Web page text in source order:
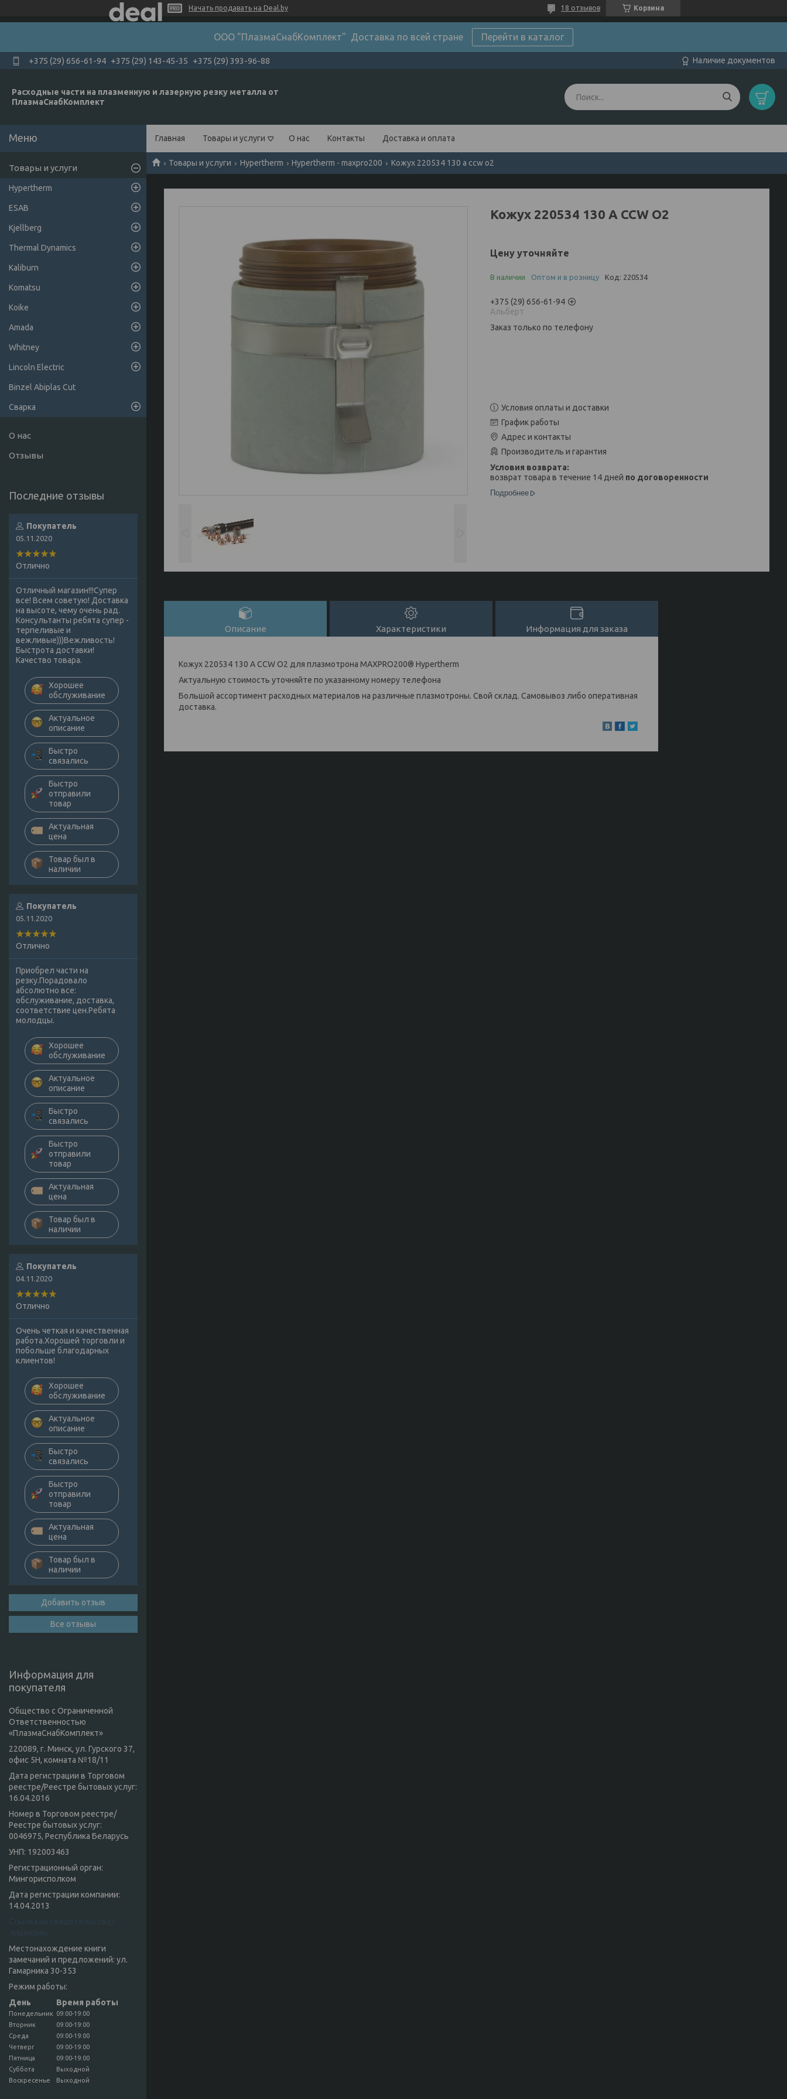
Начать продавать на Deal.by Корзина
18 отзывов
ООО "ПлазмаСнабКомплект" Доставка по всей стране Перейти в каталог
+375 (29) 656-61-94 +375 (29) 143-45-35 +375 (29) 393-96-88 Наличие документов
Расходные части на плазменную и лазерную резку металла от
ПлазмаСнабКомплект
Главная Товары и услуги О нас Контакты Доставка и оплата
Товары и услуги Hypertherm Hypertherm - maxpro200 Кожух 220534 130 a ccw о2
Кожух 220534 130 A CCW О2
Цену уточняйте
В наличии Оптом и в розницу Код: 220534
+375 (29) 656-61-94
Альберт
Заказ только по телефону
Условия оплаты и доставки
График работы
Адрес и контакты
Производитель и гарантия
возврат товара в течение 14 дней по договоренности
Подробнее
Описание Характеристики Информация для заказа
Кожух 220534 130 A CCW О2 для плазмотрона MAXPRO200® Hypertherm
Актуальную стоимость уточняйте по указанному номеру телефона
Большой ассортимент расходных материалов на различные плазмотроны. Свой склад. Самовывоз либо оперативная
доставка.
Товары и услуги
Hypertherm
ESAB
Kjellberg
Thermal Dynamics
Kaliburn
Komatsu
Koike
Amada
Whitney
Lincoln Electric
Binzel Abiplas Cut
Сварка
О нас
Отзывы
Покупатель
05.11.2020
Отлично
Отличный магазин!!!Супер
все! Всем советую! Доставка
на высоте, чему очень рад.
Консультанты ребята супер -
терпеливые и
вежливые)))Вежливость!
Быстрота доставки!
Качество товара.
Хорошее
обслуживание
Актуальное
описание
Быстро
связались
Быстро
отправили
товар
Актуальная
цена
Товар был в
наличии
Покупатель
05.11.2020
Отлично
Приобрел части на
резку.Порадовало
абсолютно все:
обслуживание, доставка,
соответствие цен.Ребята
молодцы.
Хорошее
обслуживание
Актуальное
описание
Быстро
связались
Быстро
отправили
товар
Актуальная
цена
Товар был в
наличии
Покупатель
04.11.2020
Отлично
Очень четкая и качественная
работа.Хорошей торговли и
побольше благодарных
клиентов!
Хорошее
обслуживание
Актуальное
описание
Быстро
связались
Быстро
отправили
товар
Актуальная
цена
Товар был в
наличии
Добавить отзыв
Все отзывы
Информация для
покупателя
Общество с Ограниченной
Ответственностью
«ПлазмаСнабКомплект»
220089, г. Минск, ул. Гурского 37,
офис 5Н, комната №18/11
Дата регистрации в Торговом
реестре/Реестре бытовых услуг:
16.04.2016
Номер в Торговом реестре/
Реестре бытовых услуг:
0046975, Республика Беларусь
УНП: 192003463
Регистрационный орган:
Мингорисполком
Дата регистрации компании:
14.04.2013
Ссылка на свидетельство/
Местонахождение книги
замечаний и предложений: ул.
Гамарника 30-353
Режим работы:
День
Время работы
Понедельник 09:00-19:00
Вторник
09:00-19:00
Среда
09:00-19:00
Четверг
09:00-19:00
Пятница
09:00-19:00
Суббота
Выходной
Воскресенье
Выходной